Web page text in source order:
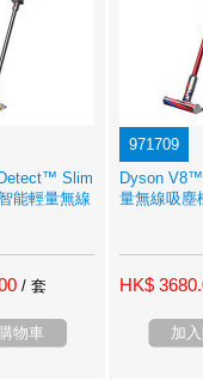
Slim
能輕量無線
/ 套
物車
971709
Dyson
量無線吸塵
HK$
加